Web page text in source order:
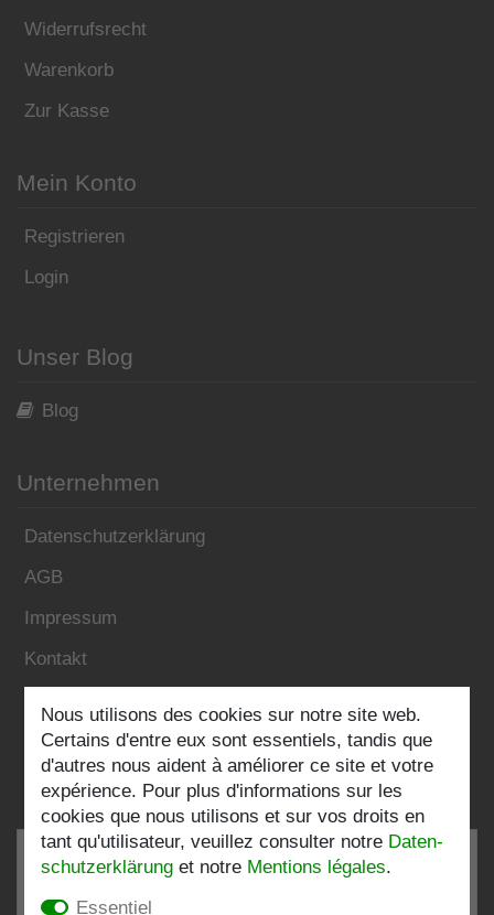
Widerrufsrecht
Warenkorb
Zur Kasse
Mein Konto
Registrieren
Login
Unser Blog
Blog
Unternehmen
Datenschutzerklärung
AGB
Impressum
Kontakt
Folgen Sie uns:
Nous utilisons des cookies sur notre site web.
Certains d'entre eux sont essentiels, tandis que
d'autres nous aident à améliorer ce site et votre
expérience. Pour plus d'informations sur les
cookies que nous utilisons et sur vos droits en
tant qu'utilisateur, veuillez consulter notre Daten­
schutz­erklärung et notre Mentions légales.
Essentiel